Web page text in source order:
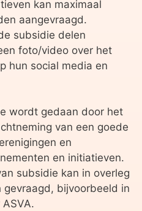
kan maximaal
aangevraagd.
subsidie delen
foto/video over het
hun social media en
wordt gedaan door het
van een goede
en
en initiatieven.
subsidie kan in overleg
bijvoorbeeld in